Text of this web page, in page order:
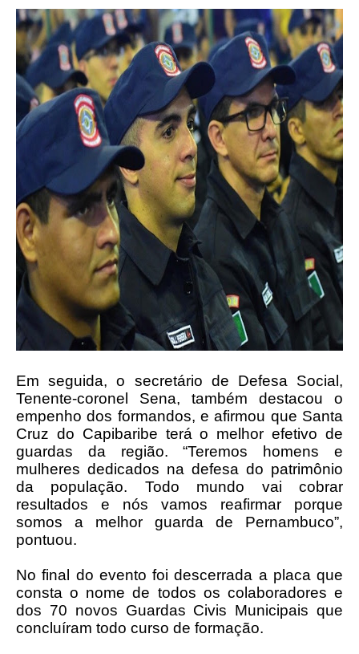
Em seguida, o secretário de Defesa Social,
Tenente-coronel Sena, também destacou o
empenho dos formandos, e afirmou que Santa
Cruz do Capibaribe terá o melhor efetivo de
guardas da região. “Teremos homens e
mulheres dedicados na defesa do patrimônio
da população. Todo mundo vai cobrar
resultados e nós vamos reafirmar porque
somos a melhor guarda de Pernambuco”,
pontuou.
No final do evento foi descerrada a placa que
consta o nome de todos os colaboradores e
dos 70 novos Guardas Civis Municipais que
concluíram todo curso de formação.